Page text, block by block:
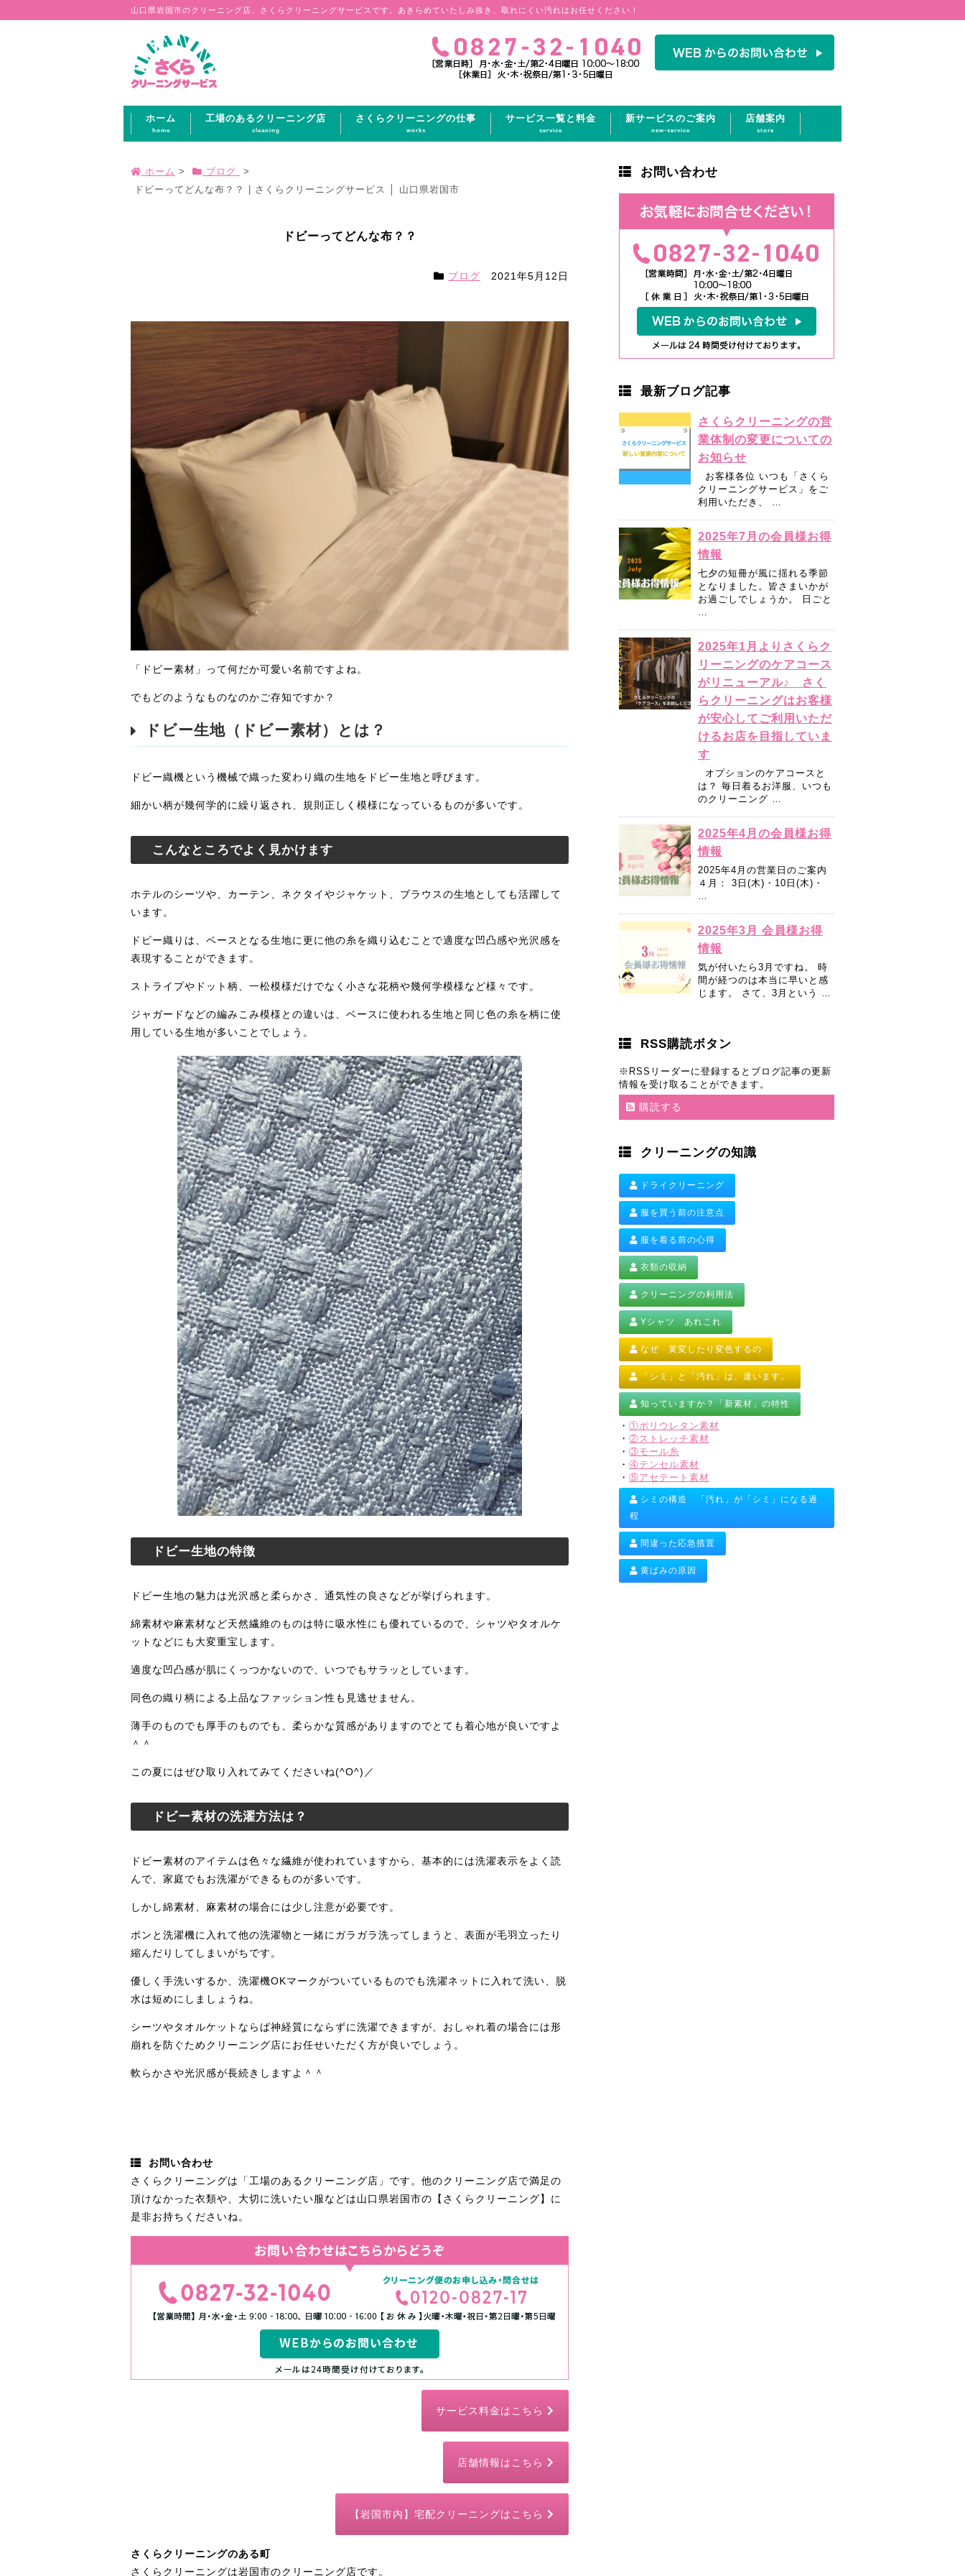
山口県岩国市のクリーニング店、さくらクリーニングサービスです。あきらめていたしみ抜き、取れにくい汚れはお任せください！
ホーム
home
工場のあるクリーニング店
cleaning
さくらクリーニングの仕事
works
サービス一覧と料金
service
新サービスのご案内
new-service
店舗案内
store
ホーム > ブログ
>
ドビーってどんな布？？ | さくらクリーニングサービス │ 山口県岩国市
ドビーってどんな布？？
2021年5月12日
ブログ
「ドビー素材」って何だか可愛い名前ですよね。
でもどのようなものなのかご存知ですか？
ドビー生地（ドビー素材）とは？
ドビー織機という機械で織った変わり織の生地をドビー生地と呼びます。
細かい柄が幾何学的に繰り返され、規則正しく模様になっているものが多いです。
こんなところでよく見かけます
ホテルのシーツや、カーテン、ネクタイやジャケット、ブラウスの生地としても活躍して
います。
ドビー織りは、ベースとなる生地に更に他の糸を織り込むことで適度な凹凸感や光沢感を
表現することができます。
ストライプやドット柄、一松模様だけでなく小さな花柄や幾何学模様など様々です。
ジャガードなどの編みこみ模様との違いは、ベースに使われる生地と同じ色の糸を柄に使
用している生地が多いことでしょう。
ドビー生地の特徴
ドビー生地の魅力は光沢感と柔らかさ、通気性の良さなどが挙げられます。
綿素材や麻素材など天然繊維のものは特に吸水性にも優れているので、シャツやタオルケ
ットなどにも大変重宝します。
適度な凹凸感が肌にくっつかないので、いつでもサラッとしています。
同色の織り柄による上品なファッション性も見逃せません。
薄手のものでも厚手のものでも、柔らかな質感がありますのでとても着心地が良いですよ
＾＾
この夏にはぜひ取り入れてみてくださいね(^O^)／
ドビー素材の洗濯方法は？
ドビー素材のアイテムは色々な繊維が使われていますから、基本的には洗濯表示をよく読
んで、家庭でもお洗濯ができるものが多いです。
しかし綿素材、麻素材の場合には少し注意が必要です。
ポンと洗濯機に入れて他の洗濯物と一緒にガラガラ洗ってしまうと、表面が毛羽立ったり
縮んだりしてしまいがちです。
優しく手洗いするか、洗濯機OKマークがついているものでも洗濯ネットに入れて洗い、脱
水は短めにしましょうね。
シーツやタオルケットならば神経質にならずに洗濯できますが、おしゃれ着の場合には形
崩れを防ぐためクリーニング店にお任せいただく方が良いでしょう。
軟らかさや光沢感が長続きしますよ＾＾
お問い合わせ
さくらクリーニングは「工場のあるクリーニング店」です。他のクリーニング店で満足の
頂けなかった衣類や、大切に洗いたい服などは山口県岩国市の【さくらクリーニング】に
是非お持ちくださいね。
サービス料金はこちら
店舗情報はこちら
【岩国市内】宅配クリーニングはこちら
さくらクリーニングのある町
さくらクリーニングは岩国市のクリーニング店です。
お問い合わせ
最新ブログ記事
さくらクリーニングの営
業体制の変更についての
お知らせ
お客様各位 いつも「さくら
クリーニングサービス」をご
利用いただき、 …
2025年7月の会員様お得
情報
七夕の短冊が風に揺れる季節
となりました。皆さまいかが
お過ごしでしょうか。 日ごと
…
2025年1月よりさくらク
リーニングのケアコース
がリニューアル♪ さく
らクリーニングはお客様
が安心してご利用いただ
けるお店を目指していま
す
オプションのケアコースと
は？ 毎日着るお洋服、いつも
のクリーニング …
2025年4月の会員様お得
情報
2025年4月の営業日のご案内
４月： 3日(木)・10日(木)・
…
2025年3月 会員様お得
情報
気が付いたら3月ですね。 時
間が経つのは本当に早いと感
じます。 さて、3月という …
RSS購読ボタン
※RSSリーダーに登録するとブログ記事の更新
情報を受け取ることができます。
購読する
クリーニングの知識
ドライクリーニング
服を買う前の注意点
服を着る前の心得
衣類の収納
クリーニングの利用法
Yシャツ あれこれ
なぜ 黄変したり変色するの
「シミ」と「汚れ」は、違います。
知っていますか？「新素材」の特性
・ ①ポリウレタン素材
・ ②ストレッチ素材
・ ③モール糸
・ ④テンセル素材
・ ⑤アセテート素材
シミの構造 「汚れ」が「シミ」になる過
程
間違った応急措置
黄ばみの原因